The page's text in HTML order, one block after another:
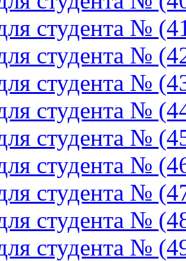
студента №
студента №
студента №
студента №
студента №
студента №
студента №
студента №
студента №